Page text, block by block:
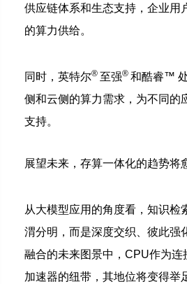
供应链体系和生态支持，企业用
的算力供给。
同时，英特尔® 至强® 和酷睿™
侧和云侧的算力需求，为不同的
支持。
展望未来，存算一体化的趋势将
从大模型应用的角度看，知识检
渭分明，而是深度交织、彼此强
融合的未来图景中，CPU作为连
加速器的纽带，其地位将变得举